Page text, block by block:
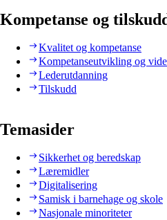
Kompetanse og
Kvalitet og kompetanse
Kompetanseutvikling og
Lederutdanning
Tilskudd
Temasider
Sikkerhet og beredskap
Læremidler
Digitalisering
Samisk i barnehage og skole
Nasjonale minoriteter